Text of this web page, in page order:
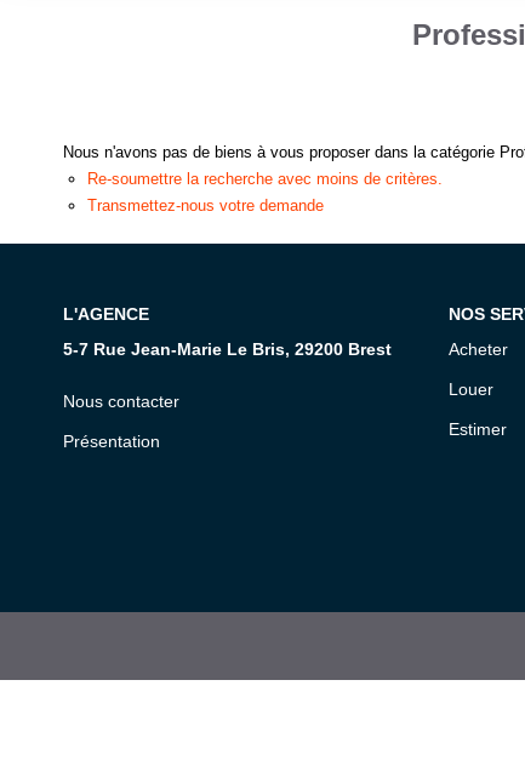
Nous n'avons pas de biens à vous proposer dans la catégorie
Re-soumettre la recherche avec moins de critères.
Transmettez-nous votre demande
L'AGENCE
5-7 Rue Jean-Marie Le Bris, 29200 Brest
Nous contacter
Présentation
NOS
Acheter
Louer
Estimer